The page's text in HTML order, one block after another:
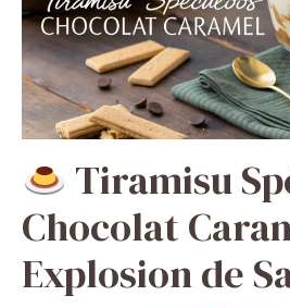
Tiramisu
Chocolat
Explosion de